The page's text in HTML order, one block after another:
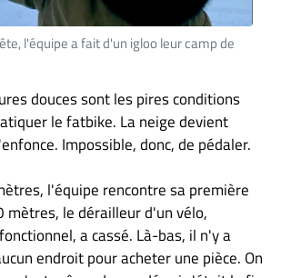
l'équipe a fait d'un igloo leur camp de
douces sont les pires conditions
le fatbike. La neige devient
Impossible, donc, de pédaler.
l'équipe rencontre sa première
mètres, le dérailleur d'un vélo,
a cassé. Là-bas, il n'y a
endroit pour acheter une pièce. On